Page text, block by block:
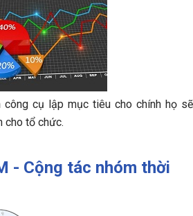
công cụ lập mục tiêu cho chính họ sẽ
cho tổ chức.
- Cộng tác nhóm thời